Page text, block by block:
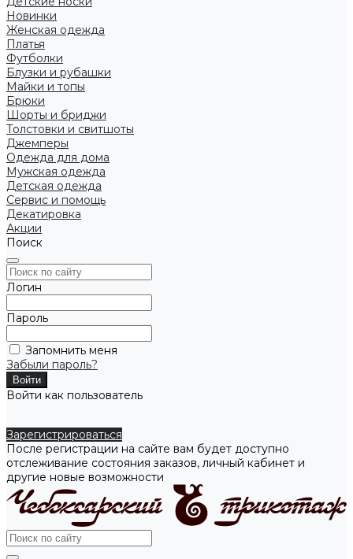
Новинки
Женская одежда
Платья
Футболки
Блузки и рубашки
Майки и топы
Брюки
Шорты и бриджи
Толстовки и свитшоты
Джемперы
Одежда для дома
Мужская одежда
Детская одежда
Сервис и помощь
Декатировка
Акции
Поиск
Логин
Пароль
Запомнить меня
Забыли пароль?
Войти как пользователь
Зарегистрироваться
После регистрации на сайте вам будет доступно
отслеживание состояния заказов, личный кабинет и
другие новые возможности